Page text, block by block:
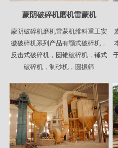
蒙阴破碎机磨机雷蒙机
蒙阴破碎机磨机雷蒙机维科重工安
徽破碎机系列产品有颚式破碎机，
反击式破碎机，圆锥破碎机，锤式
破碎机，制砂机，圆振筛